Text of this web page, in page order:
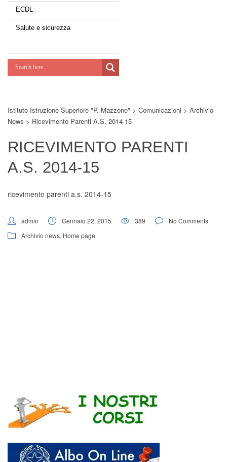
Lab Green
Potenziamoci
ECDL
Salute e sicurezza
Istituto Istruzione Superiore "P. Mazzone" > Comunicazioni > Archivio
News > Ricevimento Parenti A.s. 2014-15
RICEVIMENTO PARENTI
A.S. 2014-15
ricevimento parenti a.s. 2014-15
admin Gennaio 22, 2015 389
No Comments
Archivio news, Home page